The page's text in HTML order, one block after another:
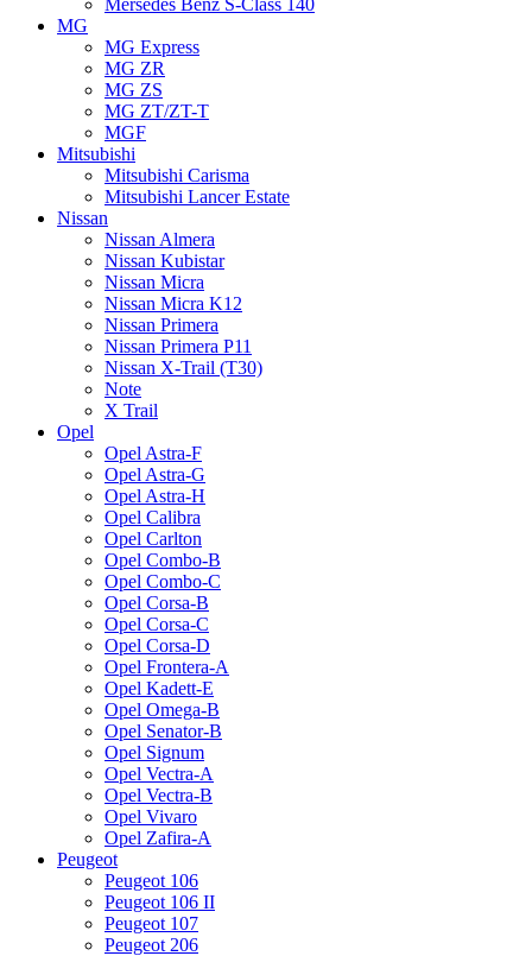
MG
MG Express
MG ZR
MG ZS
MG ZT/ZT-T
MGF
Mitsubishi
Mitsubishi Carisma
Mitsubishi Lancer Estate
Nissan
Nissan Almera
Nissan Kubistar
Nissan Micra
Nissan Micra K12
Nissan Primera
Nissan Primera P11
Nissan X-Trail (T30)
Note
X Trail
Opel
Opel Astra-F
Opel Astra-G
Opel Astra-H
Opel Calibra
Opel Carlton
Opel Combo-B
Opel Combo-C
Opel Corsa-B
Opel Corsa-C
Opel Corsa-D
Opel Frontera-A
Opel Kadett-E
Opel Omega-B
Opel Senator-B
Opel Signum
Opel Vectra-A
Opel Vectra-B
Opel Vivaro
Opel Zafira-A
Peugeot
Peugeot 106
Peugeot 106 II
Peugeot 107
Peugeot 206